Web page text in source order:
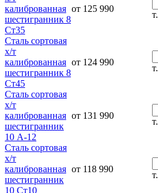
калиброванная
шестигранник 8
Ст35
от 125 990
т.
Сталь сортовая
х/т
калиброванная
шестигранник 8
Ст45
от 124 990
т.
Сталь сортовая
х/т
калиброванная
шестигранник
10 А-12
от 131 990
т.
Сталь сортовая
х/т
калиброванная
шестигранник
10 Ст10
от 118 990
т.